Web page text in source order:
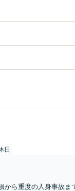
日
から重度の人身事故